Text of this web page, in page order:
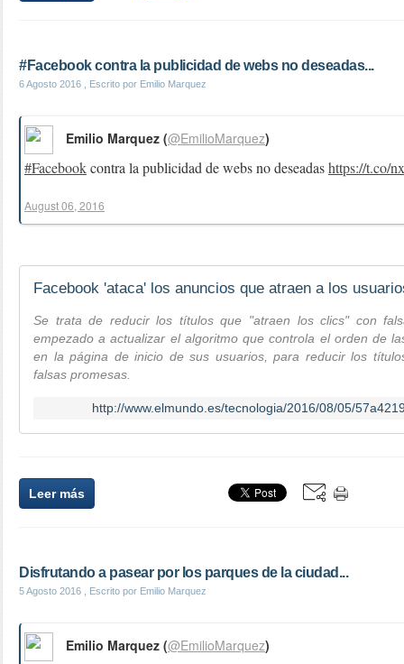
#Facebook contra la publicidad de webs no deseadas...
6 Agosto 2016 , Escrito por Emilio Marquez
#Facebookcontra la publicidad de webs no deseadashttps://t.co/
Emilio Marquez (@EmilioMarquez)
August 06, 2016
Facebook 'ataca' los anuncios que atraen a los
Se trata de reducir los títulos que "atraen los clics" con
empezado a actualizar el algoritmo que controla el orden de
en la página de inicio de sus usuarios, para reducir los
falsas promesas.
http://www.elmundo.es/tecnologia/2016/08/05/
Leer más
Disfrutando a pasear por los parques de la ciudad...
5 Agosto 2016 , Escrito por Emilio Marquez
Emilio Marquez (@EmilioMarquez)